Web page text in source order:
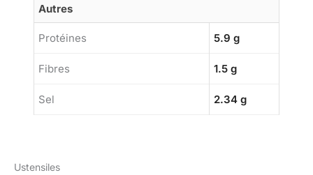
Autres
Protéines 5.9 g
Fibres 1.5 g
Sel 2.34 g
Ustensiles